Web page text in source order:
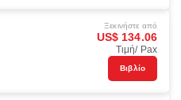
Ξεκινήστε από
US$ 134.06
Τιμή/ Pax
Βιβλίο